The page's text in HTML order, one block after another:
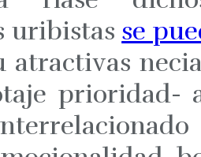
uribistas se
prioridad-